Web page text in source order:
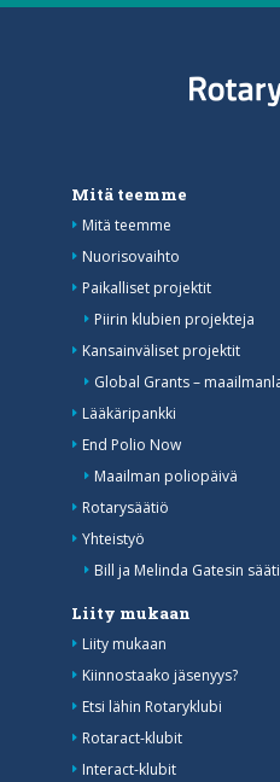
Mitä teemme
Mitä teemme
Nuorisovaihto
Paikalliset projektit
Piirin klubien projekteja
Kansainväliset projektit
Global Grants –
Lääkäripankki
End Polio Now
Maailman poliopäivä
Rotarysäätiö
Yhteistyö
Bill ja Melinda Gatesin
Liity mukaan
Liity mukaan
Kiinnostaako jäsenyys?
Etsi lähin Rotaryklubi
Rotaract-klubit
Interact-klubit